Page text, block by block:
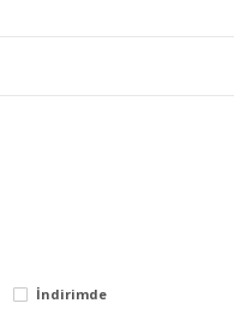
İndirimde